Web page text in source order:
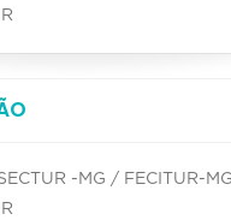
-MG / FECITUR-